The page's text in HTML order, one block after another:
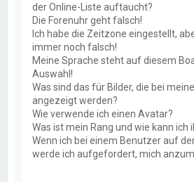
der Online-Liste auftaucht?
Die Forenuhr geht falsch!
Ich habe die Zeitzone eingestellt,
immer noch falsch!
Meine Sprache steht auf diesem
Auswahl!
Was sind das für Bilder, die bei
angezeigt werden?
Wie verwende ich einen Avatar?
Was ist mein Rang und wie kann ich
Wenn ich bei einem Benutzer auf
werde ich aufgefordert, mich